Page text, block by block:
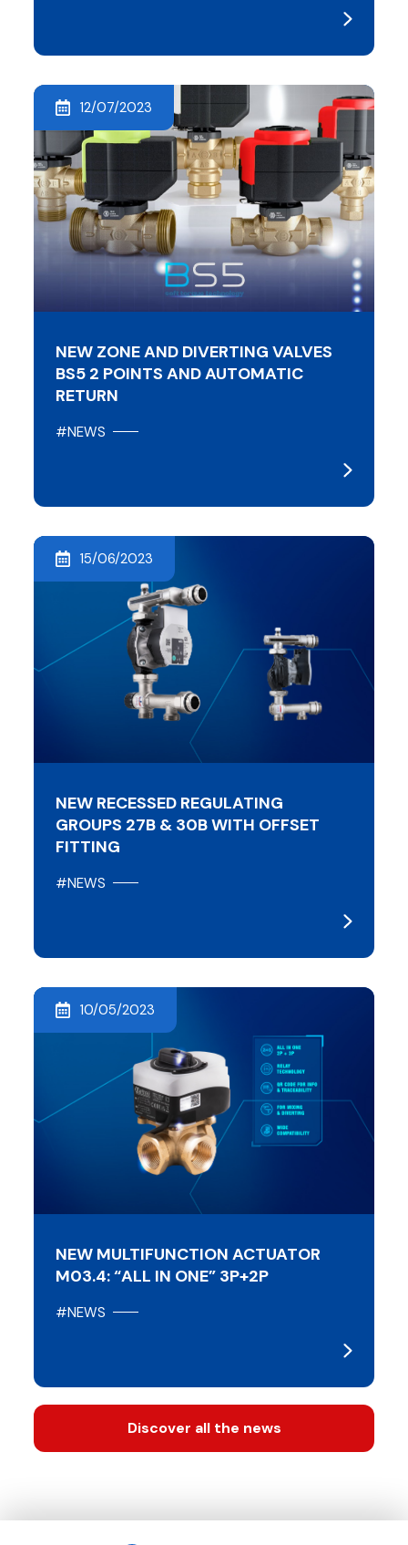
12/07/2023
NEW ZONE AND DIVERTING VALVES
BS5 2 POINTS AND AUTOMATIC
RETURN
#NEWS
15/06/2023
NEW RECESSED REGULATING
GROUPS 27B & 30B WITH OFFSET
FITTING
#NEWS
10/05/2023
NEW MULTIFUNCTION ACTUATOR
M03.4: “ALL IN ONE” 3P+2P
#NEWS
Discover all the news